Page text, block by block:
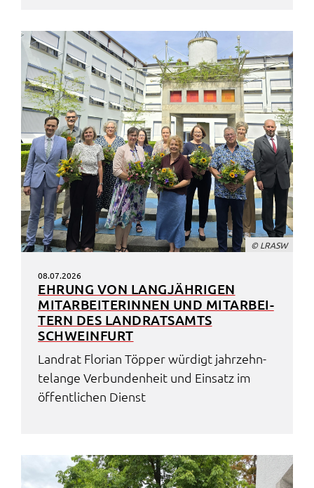
© LRASW
08.07.2026
EHRUNG VON LANG­JÄH­RI­GEN
MITAR­BEI­TE­RIN­NEN UND MITAR­BEI­
TERN DES LAND­RATS­AMTS
SCHWEIN­FURT
Land­rat Flori­an Töpper würdigt jahr­zehn­
te­lan­ge Verbun­den­heit und Einsatz im
öffent­li­chen Dienst